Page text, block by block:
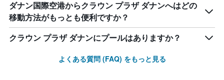
ダナン国際空港からクラウン プラザ ダナンへはどの
移動方法がもっとも便利ですか？
クラウン プラザ ダナンにプールはありますか？
よくある質問 (FAQ) をもっと見る